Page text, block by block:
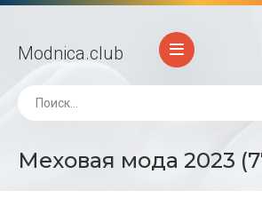
Modnica.club
Меховая мода 2023